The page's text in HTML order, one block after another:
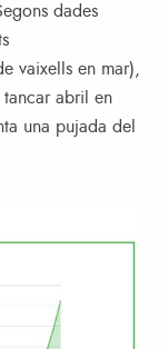
dades
vaixells en mar),
abril en
una pujada del